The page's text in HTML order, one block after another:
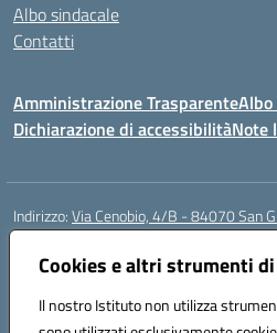
Cookies e altri strumenti
Il nostro Istituto non utilizza
Albo sindacale
Contatti
Amministrazione Trasparente
Dichiarazione di accessibilitàNote
Indirizzo:Via Cenobio, 4/B - 84070 San
Centralino:
Posta elettronica certificata (PEC):
Codice fiscale: 84001740657
Codice meccanografico:SAIC815005